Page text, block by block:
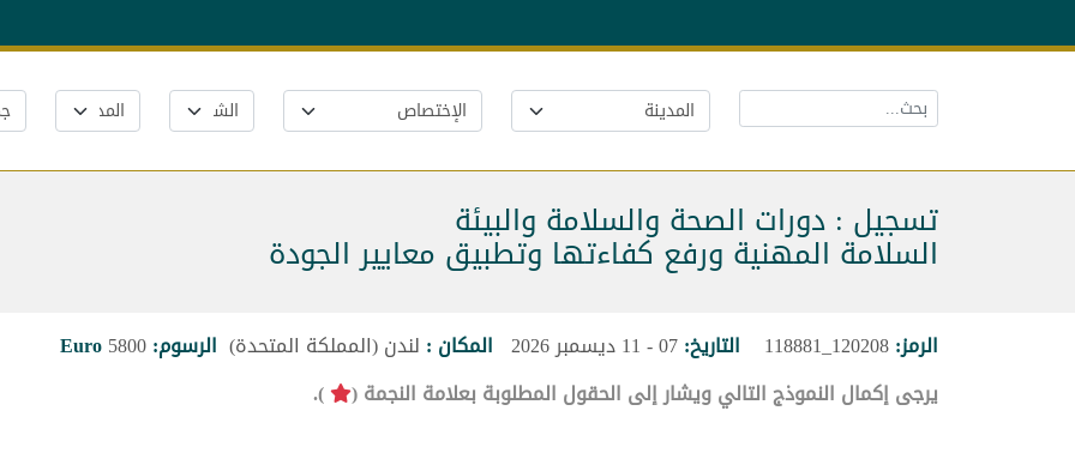
تسجيل : دورات الصحة والسلامة والبيئة
السلامة المهنية ورفع كفاءتها وتطبيق معايير الجودة
الرمز: التاريخ: المكان : لندن (المملكة المتحدة) الرسوم:5800
Euro
يرجى إكمال النموذج التالي ويشار إلى الحقول المطلوبة بعلامة النجمة (
).